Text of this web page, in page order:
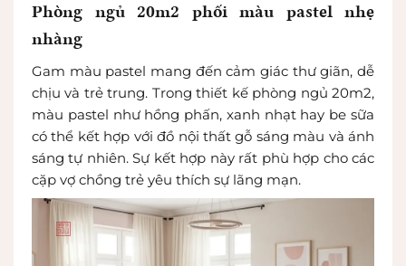
Phòng ngủ 20m2 phối màu pastel nhẹ
nhàng
Gam màu pastel mang đến cảm giác thư giãn, dễ
chịu và trẻ trung. Trong thiết kế phòng ngủ 20m2,
màu pastel như hồng phấn, xanh nhạt hay be sữa
có thể kết hợp với đồ nội thất gỗ sáng màu và ánh
sáng tự nhiên. Sự kết hợp này rất phù hợp cho các
cặp vợ chồng trẻ yêu thích sự lãng mạn.